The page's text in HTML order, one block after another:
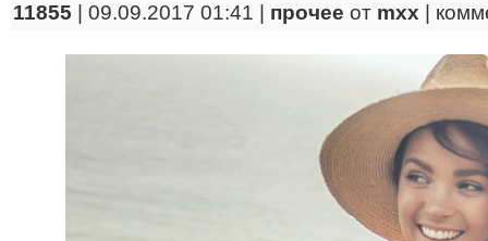
11855 | 09.09.2017 01:41 | прочее от mxx